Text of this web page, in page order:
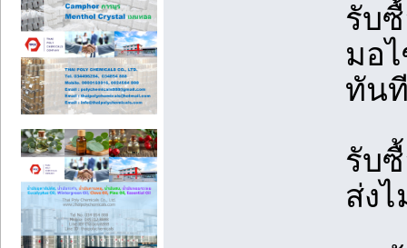
รับ
มอ
ทัน
รับ
ส่ง